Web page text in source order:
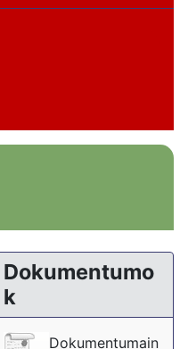
Dokumentumo
k
Dokumentumain